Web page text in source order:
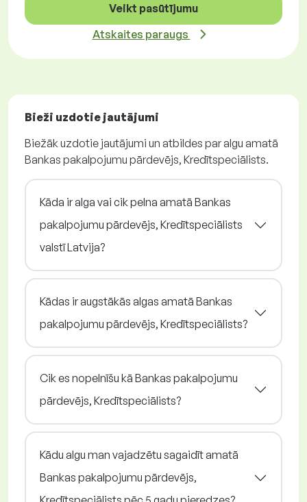
Veikt pasūtījumu
Atskaites paraugs
Bieži uzdotie jautājumi
Biežāk uzdotie jautājumi un atbildes par algu amatā
Bankas pakalpojumu pārdevējs, Kredītspeciālists.
Kāda ir alga vai cik pelna amatā Bankas
pakalpojumu pārdevējs, Kredītspeciālists
valstī Latvija?
Kādas ir augstākās algas amatā Bankas
pakalpojumu pārdevējs, Kredītspeciālists?
Cik es nopelnīšu kā Bankas pakalpojumu
pārdevējs, Kredītspeciālists?
Kādu algu man vajadzētu sagaidīt amatā
Bankas pakalpojumu pārdevējs,